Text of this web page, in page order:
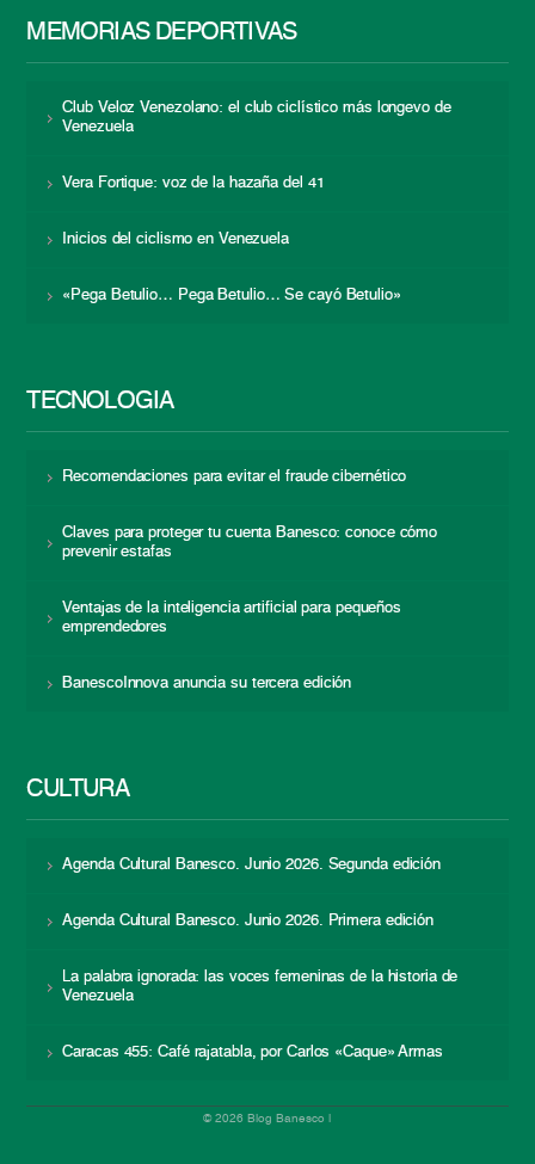
MEMORIAS DEPORTIVAS
Club Veloz Venezolano: el club ciclístico más longevo de
Venezuela
Vera Fortique: voz de la hazaña del 41
Inicios del ciclismo en Venezuela
«Pega Betulio… Pega Betulio… Se cayó Betulio»
TECNOLOGÍA
Recomendaciones para evitar el fraude cibernético
Claves para proteger tu cuenta Banesco: conoce cómo
prevenir estafas
Ventajas de la inteligencia artificial para pequeños
emprendedores
BanescoInnova anuncia su tercera edición
CULTURA
Agenda Cultural Banesco. Junio 2026. Segunda edición
Agenda Cultural Banesco. Junio 2026. Primera edición
La palabra ignorada: las voces femeninas de la historia de
Venezuela
Caracas 455: Café rajatabla, por Carlos «Caque» Armas
© 2026 Blog Banesco |